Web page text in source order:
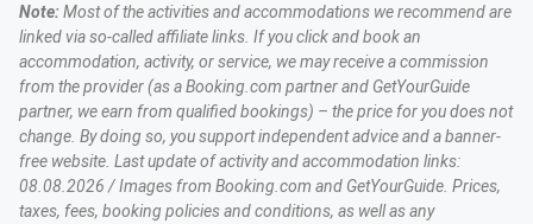
Note:Most of the activities and accommodations we recommend are
linked via so-called affiliate links. If you click and book an
accommodation, activity, or service, we may receive a commission
from the provider (as a Booking.com partner and GetYourGuide
partner, we earn from qualified bookings) – the price for you does not
change. By doing so, you support independent advice and a banner-
free website. Last update of activity and accommodation links:
08.08.2026 / Images from Booking.com and GetYourGuide. Prices,
taxes, fees, booking policies and conditions, as well as any